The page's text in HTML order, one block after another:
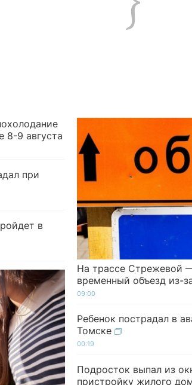
8-9 августа
при
в
На трассе Стрежевой
временный объезд из-
09:00
Ребенок пострадал в
Томске
00:19
Подросток выпал из
пристройку жилого